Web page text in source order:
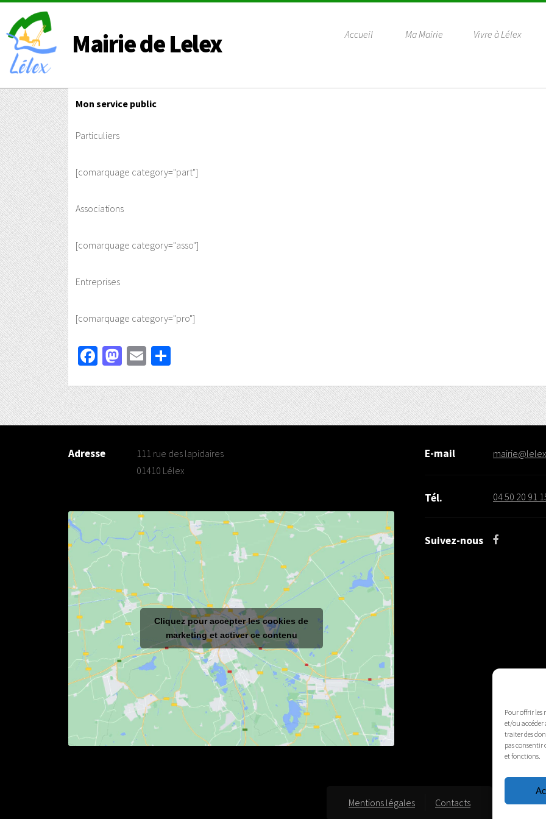
Pour offrir les
et/ou accéder
traiter des
pas consentir
et fonctions.
Mairie de Lelex Accueil Ma Mairie Vivre à Lélex
Mon service public
Particuliers
[comarquage category="part"]
Associations
[comarquage category="asso"]
Entreprises
[comarquage category="pro"]
Facebook
Mastodon
Email
Adresse
111 rue des lapidaires
01410 Lélex
Cliquez pour accepter les cookies de
marketing et activer ce contenu
E-mail
Tél. 04 50 20 91
Suivez-nous
Mentions légales Contacts